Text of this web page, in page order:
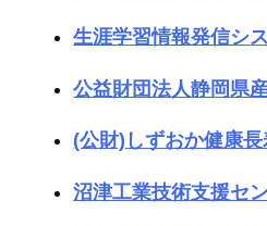
生涯学習情報発信シ
公益財団法人静岡県
(公財)しずおか健康長
沼津工業技術支援セ